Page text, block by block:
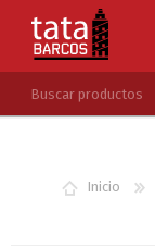
LISTA DE DESEOS
Inicio